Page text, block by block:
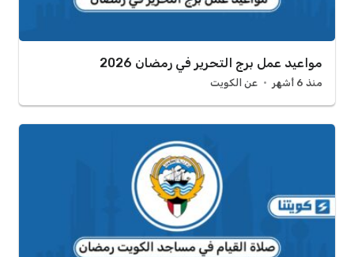
مواعيد عمل برج التحرير في رمضان 2026
منذ 6 أشهر عن الكويت